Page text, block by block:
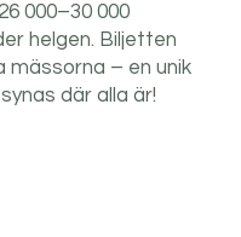
000–30 000
helgen. Biljetten
mässorna – en unik
där alla är!